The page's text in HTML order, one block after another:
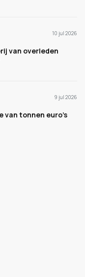
10 jul 2026
van overleden
9 jul 2026
van tonnen euro's